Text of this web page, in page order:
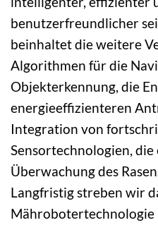
benutzerfreundlicher
beinhaltet die weitere
Algorithmen für die
Objekterkennung, die
energieeffizienteren
Integration von
Sensortechnologien,
Überwachung des
Langfristig streben wir
Mährobotertechnologie